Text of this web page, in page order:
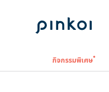
กิจกรรมพิเศษ